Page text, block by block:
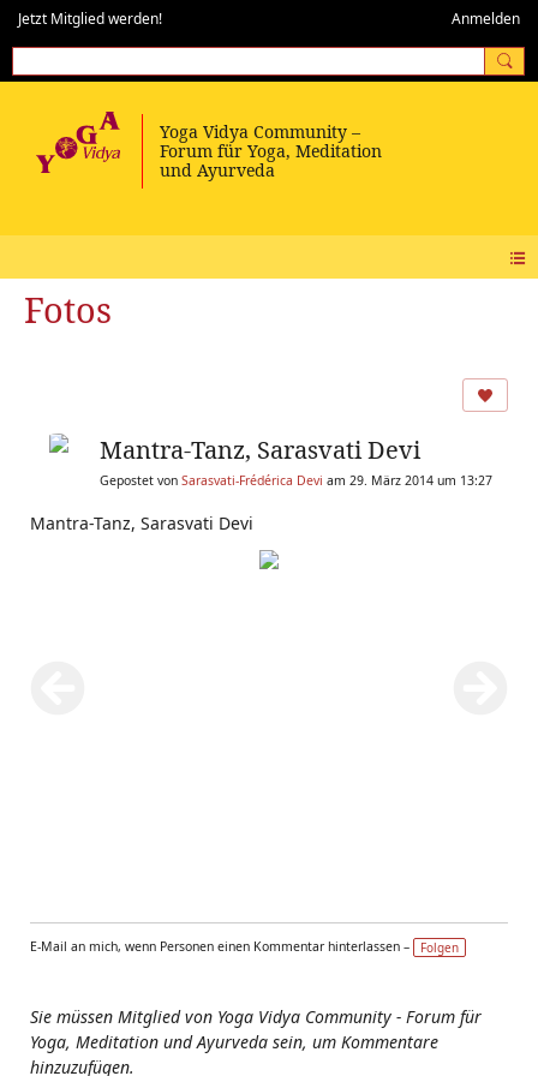
Jetzt Mitglied werden! Anmelden
Fotos
Mantra-Tanz, Sarasvati Devi
Gepostet von Sarasvati-Frédérica Devi am 29. März 2014 um 13:27
Mantra-Tanz, Sarasvati Devi
E-Mail an mich, wenn Personen einen Kommentar hinterlassen – Folgen
Sie müssen Mitglied von Yoga Vidya Community - Forum für
Yoga, Meditation und Ayurveda sein, um Kommentare
hinzuzufügen.